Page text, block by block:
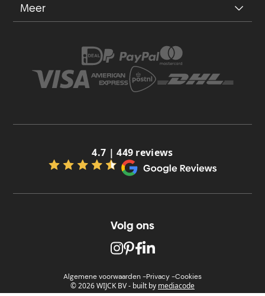
Meer
4.7 | 449 reviews
Volg ons
Algemene voorwaarden -Privacy -Cookies
© 2026 WIJCK BV- built by mediacode